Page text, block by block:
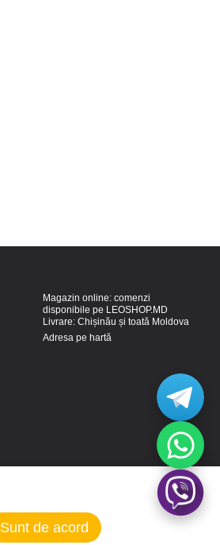
Magazin online: comenzi
disponibile pe LEOSHOP.MD
Livrare: Chișinău și toată Moldova
Adresa pe hartă
Sunt de acord